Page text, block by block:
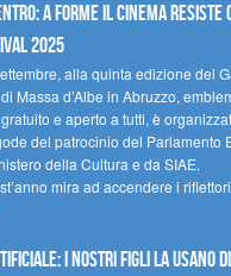
a Forme il cinema resiste
2025
alla quinta edizione del
Massa d’Albe in Abruzzo,
gratuito e aperto a tutti, è
del patrocinio del Parlamento
della Cultura e da SIAE.
mira ad accendere i
i nostri figli la usano